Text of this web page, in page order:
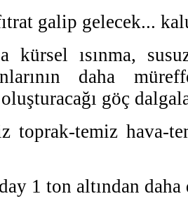
galip gelecek...
kürsel ısınma,
daha
göç
toprak-temiz hava-
1 ton altından